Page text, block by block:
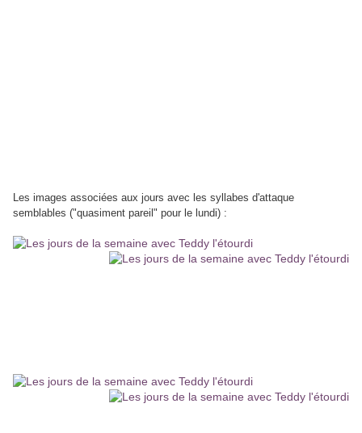
Les images associées aux jours avec les syllabes d'attaque
semblables ("quasiment pareil" pour le lundi) :